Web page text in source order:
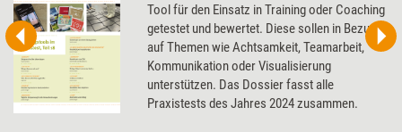
Tool für den Einsatz in Training oder Coaching
getestet und bewertet. Diese sollen in Bezug
auf Themen wie Achtsamkeit, Teamarbeit,
Kommunikation oder Visualisierung
unterstützen. Das Dossier fasst alle
Praxistests des Jahres 2024 zusammen.